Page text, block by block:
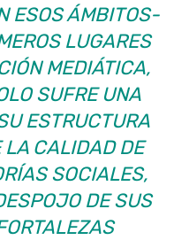
ESOS ÁMBITOS-
LUGARES
MEDIÁTICA,
SUFRE UNA
ESTRUCTURA
LA CALIDAD DE
SOCIALES,
DE SUS